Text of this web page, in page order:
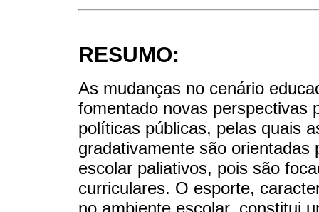
RESUMO:
As mudanças no cenário
fomentado novas perspectivas
políticas públicas, pelas quais
gradativamente são orientadas
escolar paliativos, pois são
curriculares. O esporte,
no ambiente escolar, constitui